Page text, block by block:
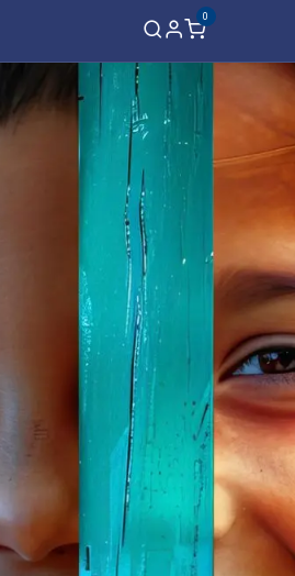
0
Contact